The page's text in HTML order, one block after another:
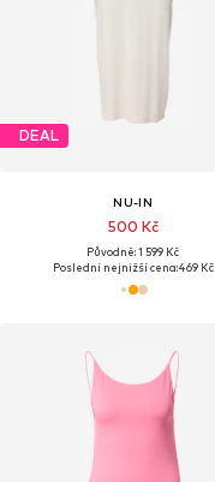
DEAL
NU-IN
500 Kč
Původně: 1 599 Kč
Poslední nejnižší cena:469 Kč